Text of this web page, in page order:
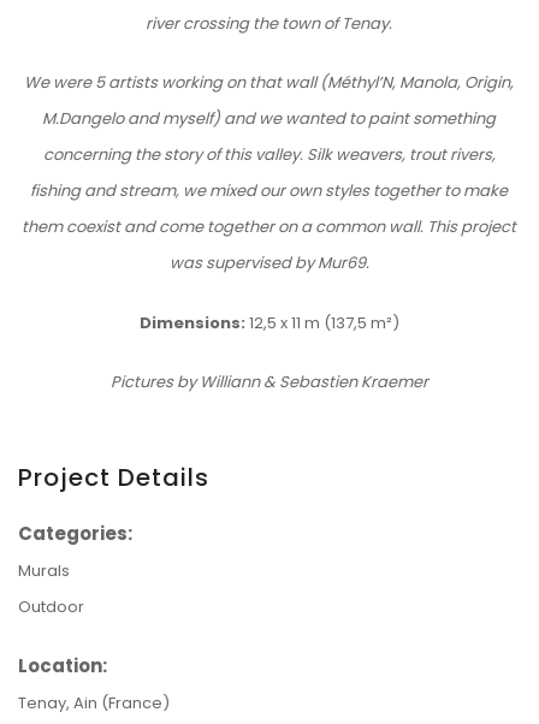
river crossing the town of Tenay.
We were 5 artists working on that wall (Méthyl’N, Manola, Origin,
M.Dangelo and myself) and we wanted to paint something
concerning the story of this valley. Silk weavers, trout rivers,
fishing and stream, we mixed our own styles together to make
them coexist and come together on a common wall. This project
was supervised by Mur69.
Dimensions: 12,5 x 11 m (137,5 m²)
Pictures by Williann & Sebastien Kraemer
Project Details
Categories:
Murals
Outdoor
Location:
Tenay, Ain (France)